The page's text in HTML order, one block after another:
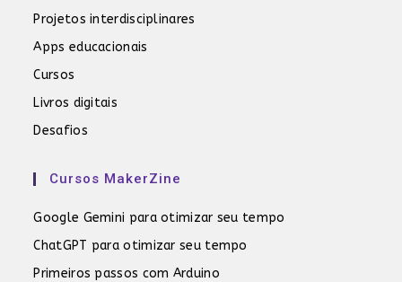
Projetos interdisciplinares
Apps educacionais
Cursos
Livros digitais
Desafios
Cursos MakerZine
Google Gemini para otimizar seu tempo
ChatGPT para otimizar seu tempo
Primeiros passos com Arduino